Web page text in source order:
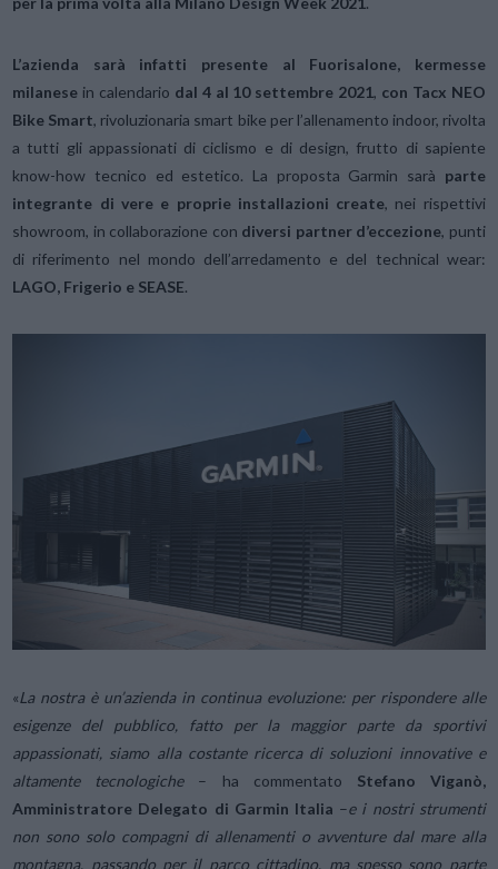
L’azienda sarà infatti presente al Fuorisalone, kermesse
milanese in calendario dal 4 al 10 settembre 2021, con Tacx NEO
Bike Smart, rivoluzionaria smart bike per l’allenamento indoor, rivolta
a tutti gli appassionati di ciclismo e di design, frutto di sapiente
know-how tecnico ed estetico. La proposta Garmin sarà parte
integrante di vere e proprie installazioni create, nei rispettivi
showroom, in collaborazione con diversi partner d’eccezione, punti
di riferimento nel mondo dell’arredamento e del technical wear:
LAGO, Frigerio e SEASE.
«La nostra è un’azienda in continua evoluzione: per rispondere alle
esigenze del pubblico, fatto per la maggior parte da sportivi
appassionati, siamo alla costante ricerca di soluzioni innovative e
altamente tecnologiche– ha commentato Stefano Viganò,
Amministratore Delegato di Garmin Italia –e i nostri strumenti
non sono solo compagni di allenamenti o avventure dal mare alla
montagna, passando per il parco cittadino, ma spesso sono parte